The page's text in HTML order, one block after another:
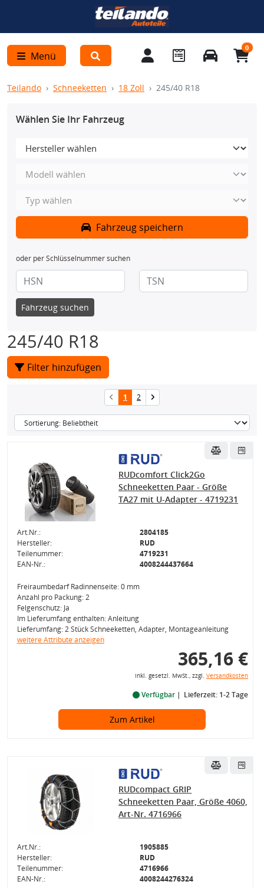
Menü
0
Teilando Schneeketten 18 Zoll 245/40 R18
Wählen Sie Ihr Fahrzeug
Fahrzeug speichern
oder per Schlüsselnummer suchen
Fahrzeug suchen
245/40 R18
Filter hinzufügen
1 2
RUDcomfort Click2Go
Schneeketten Paar - Größe
TA27 mit U-Adapter - 4719231
Art.Nr.:
2804185
Hersteller:
RUD
Teilenummer:
4719231
EAN-Nr.:
4008244437664
Freiraumbedarf Radinnenseite: 0 mm
Anzahl pro Packung: 2
Felgenschutz: Ja
Im Lieferumfang enthalten: Anleitung
Lieferumfang: 2 Stück Schneeketten, Adapter, Montageanleitung
weitere Attribute anzeigen
365,16 €
inkl. gesetzl. MwSt., zzgl. Versandkosten
Verfügbar Lieferzeit: 1-2 Tage
Zum Artikel
RUDcompact GRIP
Schneeketten Paar, Größe 4060,
Art-Nr. 4716966
Art.Nr.:
1905885
Hersteller:
RUD
Teilenummer:
4716966
EAN-Nr.:
4008244276324